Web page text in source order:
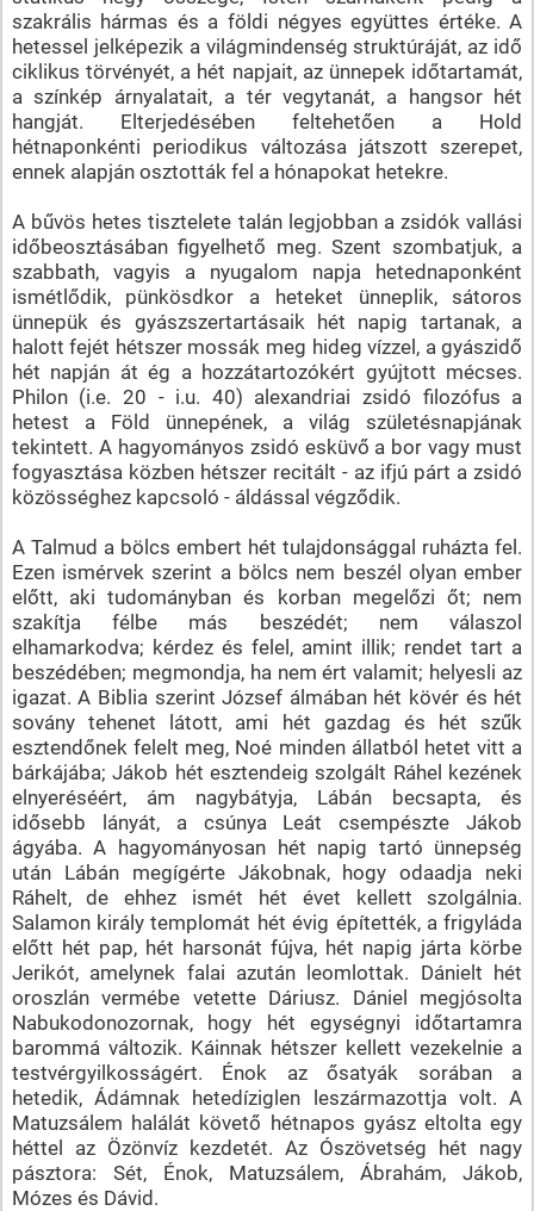
szakrális hármas és a földi négyes együttes értéke. A
hetessel jelképezik a világmindenség struktúráját, az idő
ciklikus törvényét, a hét napjait, az ünnepek időtartamát,
a színkép árnyalatait, a tér vegytanát, a hangsor hét
hangját. Elterjedésében feltehetően a Hold
hétnaponkénti periodikus változása játszott szerepet,
ennek alapján osztották fel a hónapokat hetekre.
A bűvös hetes tisztelete talán legjobban a zsidók vallási
időbeosztásában figyelhető meg. Szent szombatjuk, a
szabbath, vagyis a nyugalom napja hetednaponként
ismétlődik, pünkösdkor a heteket ünneplik, sátoros
ünnepük és gyászszertartásaik hét napig tartanak, a
halott fejét hétszer mossák meg hideg vízzel, a gyászidő
hét napján át ég a hozzátartozókért gyújtott mécses.
Philon (i.e. 20 - i.u. 40) alexandriai zsidó filozófus a
hetest a Föld ünnepének, a világ születésnapjának
tekintett. A hagyományos zsidó esküvő a bor vagy must
fogyasztása közben hétszer recitált - az ifjú párt a zsidó
közösséghez kapcsoló - áldással végződik.
A Talmud a bölcs embert hét tulajdonsággal ruházta fel.
Ezen ismérvek szerint a bölcs nem beszél olyan ember
előtt, aki tudományban és korban megelőzi őt; nem
szakítja félbe más beszédét; nem válaszol
elhamarkodva; kérdez és felel, amint illik; rendet tart a
beszédében; megmondja, ha nem ért valamit; helyesli az
igazat. A Biblia szerint József álmában hét kövér és hét
sovány tehenet látott, ami hét gazdag és hét szűk
esztendőnek felelt meg, Noé minden állatból hetet vitt a
bárkájába; Jákob hét esztendeig szolgált Ráhel kezének
elnyeréséért, ám nagybátyja, Lábán becsapta, és
idősebb lányát, a csúnya Leát csempészte Jákob
ágyába. A hagyományosan hét napig tartó ünnepség
után Lábán megígérte Jákobnak, hogy odaadja neki
Ráhelt, de ehhez ismét hét évet kellett szolgálnia.
Salamon király templomát hét évig építették, a frigyláda
előtt hét pap, hét harsonát fújva, hét napig járta körbe
Jerikót, amelynek falai azután leomlottak. Dánielt hét
oroszlán vermébe vetette Dáriusz. Dániel megjósolta
Nabukodonozornak, hogy hét egységnyi időtartamra
barommá változik. Káinnak hétszer kellett vezekelnie a
testvérgyilkosságért. Énok az ősatyák sorában a
hetedik, Ádámnak hetedíziglen leszármazottja volt. A
Matuzsálem halálát követő hétnapos gyász eltolta egy
héttel az Özönvíz kezdetét. Az Ószövetség hét nagy
pásztora: Sét, Énok, Matuzsálem, Ábrahám, Jákob,
Mózes és Dávid.